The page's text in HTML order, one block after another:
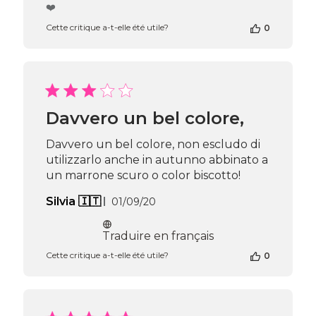
de
Passione
Beauty
du
Thu
Apr
❤️
Cette critique a-t-elle été utile? 0
Davvero un bel colore,
Davvero un bel colore, non escludo di
utilizzarlo anche in autunno abbinato a
un marrone scuro o color biscotto!
Silvia 🇮🇹
Date
publication
01/09/20
Traduire en français
Cette critique a-t-elle été utile? 0